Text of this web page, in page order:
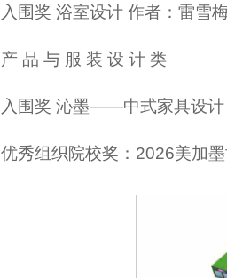
入围奖 浴室设计 作者：雷雪
产 品 与 服 装 设 计 类
入围奖 沁墨——中式家具设计
优秀组织院校奖：2026美加